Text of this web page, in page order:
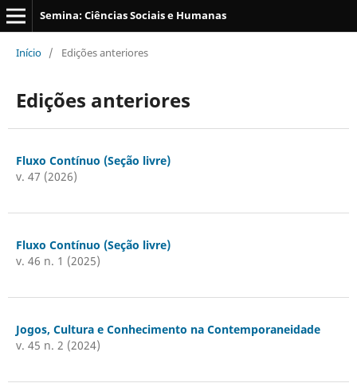
Semina: Ciências Sociais e Humanas
Início / Edições anteriores
Edições anteriores
Fluxo Contínuo (Seção livre)
v. 47 (2026)
Fluxo Contínuo (Seção livre)
v. 46 n. 1 (2025)
Jogos, Cultura e Conhecimento na Contemporaneidade
v. 45 n. 2 (2024)